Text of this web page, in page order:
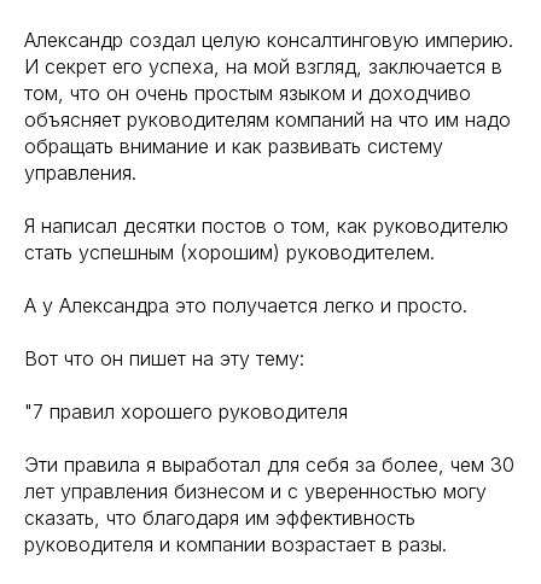
Александр создал целую консалтинговую империю.
И секрет его успеха, на мой взгляд, заключается в
том, что он очень простым языком и доходчиво
объясняет руководителям компаний на что им надо
обращать внимание и как развивать систему
управления.
Я написал десятки постов о том, как руководителю
стать успешным (хорошим) руководителем.
А у Александра это получается легко и просто.
Вот что он пишет на эту тему:
"7 правил хорошего руководителя
Эти правила я выработал для себя за более, чем 30
лет управления бизнесом и с уверенностью могу
сказать, что благодаря им эффективность
руководителя и компании возрастает в разы.